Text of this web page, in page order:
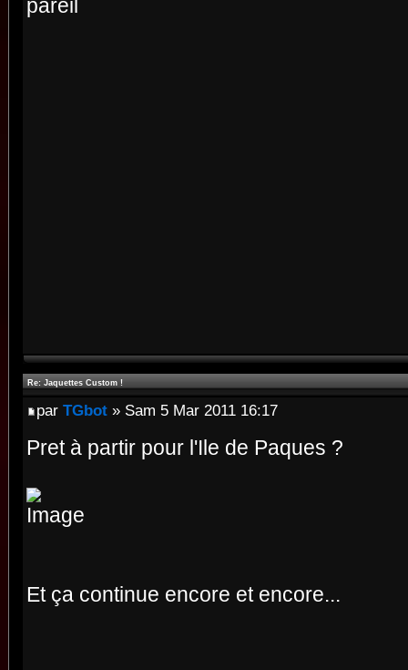
pareil
Re: Jaquettes Custom !
par TGbot » Sam 5 Mar 2011 16:17
Pret à partir pour l'Ile de Paques ?
Et ça continue encore et encore...